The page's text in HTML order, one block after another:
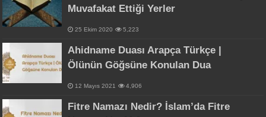
Muvafakat Ettiği Yerler
25 Ekim 2020 5,223
Ahidname Duası Arapça Türkçe |
Ölünün Göğsüne Konulan Dua
12 Mayıs 2021 4,906
Fitre Namazı Nedir? İslam’da Fitre